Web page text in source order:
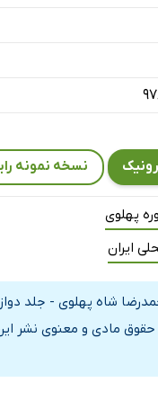
1325
شد
نسخه نمونه
پهلوی
ایران
شاه پهلوی - جلد
مادی و معنوی نشر